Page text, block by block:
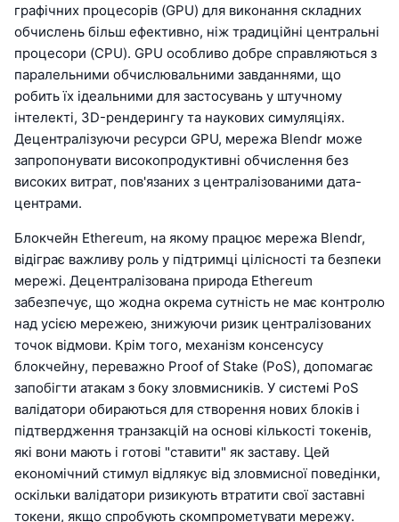
графічних процесорів (GPU) для виконання складних
обчислень більш ефективно, ніж традиційні центральні
процесори (CPU). GPU особливо добре справляються з
паралельними обчислювальними завданнями, що
робить їх ідеальними для застосувань у штучному
інтелекті, 3D-рендерингу та наукових симуляціях.
Децентралізуючи ресурси GPU, мережа Blendr може
запропонувати високопродуктивні обчислення без
високих витрат, пов'язаних з централізованими дата-
центрами.
Блокчейн Ethereum, на якому працює мережа Blendr,
відіграє важливу роль у підтримці цілісності та безпеки
мережі. Децентралізована природа Ethereum
забезпечує, що жодна окрема сутність не має контролю
над усією мережею, знижуючи ризик централізованих
точок відмови. Крім того, механізм консенсусу
блокчейну, переважно Proof of Stake (PoS), допомагає
запобігти атакам з боку зловмисників. У системі PoS
валідатори обираються для створення нових блоків і
підтвердження транзакцій на основі кількості токенів,
які вони мають і готові "ставити" як заставу. Цей
економічний стимул відлякує від зловмисної поведінки,
оскільки валідатори ризикують втратити свої заставні
токени, якщо спробують скомпрометувати мережу.